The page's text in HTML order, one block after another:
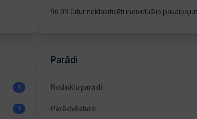
96.09 Citur neklasificēti individuālie
1
1
Parādi
Nodokļu parādi
Parādvēsture